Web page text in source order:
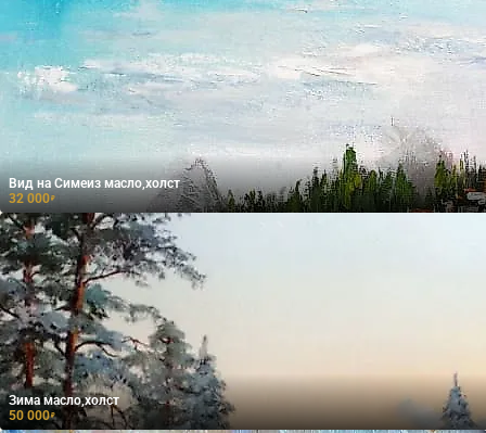
Вид на Симеиз масло,холст
32 000₽
Зима масло,холст
50 000₽